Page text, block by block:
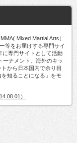
Mixed Martial Arts）
等をお届けする専門サイ
に専門サイトとして活動
ーナメント、海外のキッ
から日本国内で余り目
知ることになる」をモ
）